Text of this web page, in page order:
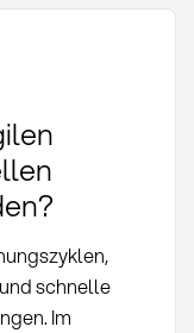
schnelle
Im